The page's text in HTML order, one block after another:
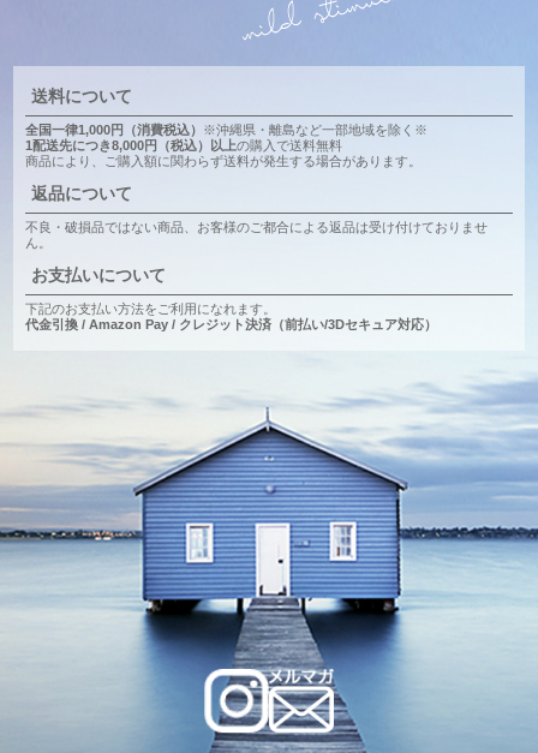
送料について
全国一律1,000円（消費税込） ※沖縄県・離島など一部地域を除く※
1配送先につき8,000円（税込）以上の購入で送料無料
商品により、ご購入額に関わらず送料が発生する場合があります。
返品について
不良・破損品ではない商品、お客様のご都合による返品は受け付けておりませ
ん。
お支払いについて
下記のお支払い方法をご利用になれます。
代金引換 / Amazon Pay / クレジット決済（前払い/3Dセキュア対応）